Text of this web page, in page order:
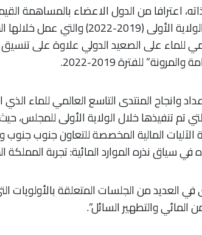
اعترافا من الدول الاعضاء بالمساهمة
للكهرباء والماء الصالح للشرب طوال الولاية
للماء على الصعيد الدولي علاوة على تنسيق
للفترة 2019-2022.
وانجاح المنتدى التاسع العالمي للماء الذي
التي تم تنفيذها خلال الولاية الأولى
المالية المخصصة للتعاون جنوب جنوب
في سياق نذره الموارد المائية: تجربة المملكة
العديد من الجلسات المتعلقة بالأولويات
المائي والتطهير السائل”.